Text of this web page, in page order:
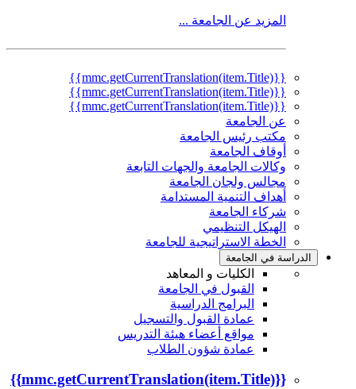
المزيد عن الجامعة ...
{{mmc.getCurrentTranslation(item.Title)}}
{{mmc.getCurrentTranslation(item.Title)}}
{{mmc.getCurrentTranslation(item.Title)}}
عن الجامعة
مكتب رئيس الجامعة
أوقاف الجامعة
وكالات الجامعة والجهات التابعة
مجالس ولجان الجامعة
أهداف التنمية المستدامة
شركاء الجامعة
الهيكل التنظيمي
الخطة الاستراتيجية للجامعة
الدراسة في الجامعة
الكليات و المعاهد
القبول في الجامعة
البرامج الدراسية
عمادة القبول والتسجيل
مواقع أعضاء هيئة التدريس
عمادة شؤون الطلاب
{{mmc.getCurrentTranslation(item.Title)}}